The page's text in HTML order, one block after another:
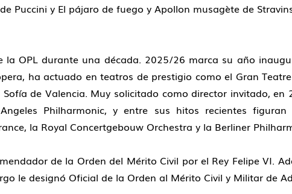
Puccini y El pájaro de fuego y Apollon musagète de
la OPL durante una década. 2025/26 marca su año
ha actuado en teatros de prestigio como el Gran
de Valencia. Muy solicitado como director invitado,
Philharmonic, y entre sus hitos recientes
la Royal Concertgebouw Orchestra y la Berliner
de la Orden del Mérito Civil por el Rey Felipe VI.
le designó Oficial de la Orden al Mérito Civil y Militar de